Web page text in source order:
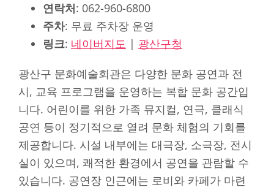
연락처: 062-960-6800
주차: 무료 주차장 운영
링크: 네이버지도 | 광산구청
광산구 문화예술회관은 다양한 문화 공연과 전
시, 교육 프로그램을 운영하는 복합 문화 공간입
니다. 어린이를 위한 가족 뮤지컬, 연극, 클래식
공연 등이 정기적으로 열려 문화 체험의 기회를
제공합니다. 시설 내부에는 대극장, 소극장, 전시
실이 있으며, 쾌적한 환경에서 공연을 관람할 수
있습니다. 공연장 인근에는 로비와 카페가 마련